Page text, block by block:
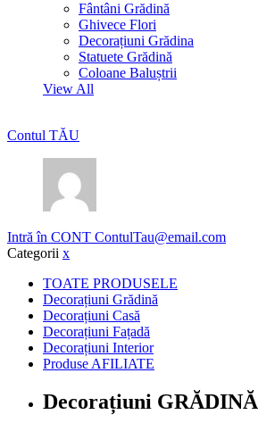
Fântâni Grădină
Ghivece Flori
Decorațiuni Grădina
Statuete Grădină
Coloane Baluștrii
View All
Contul TĂU
Intră în CONT ContulTau@email.com
Categorii x
TOATE PRODUSELE
Decorațiuni Grădină
Decorațiuni Casă
Decorațiuni Fațadă
Decorațiuni Interior
Produse AFILIATE
Decorațiuni GRĂDINĂ